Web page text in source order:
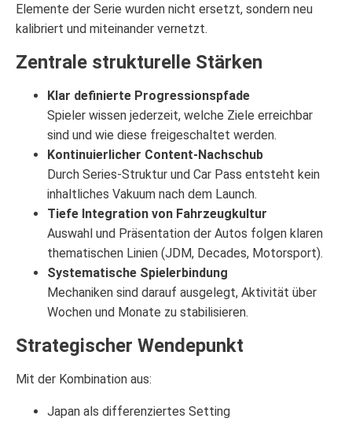
Elemente der Serie wurden nicht ersetzt, sondern neu
kalibriert und miteinander vernetzt.
Zentrale strukturelle Stärken
Klar definierte Progressionspfade
Spieler wissen jederzeit, welche Ziele erreichbar
sind und wie diese freigeschaltet werden.
Kontinuierlicher Content-Nachschub
Durch Series-Struktur und Car Pass entsteht kein
inhaltliches Vakuum nach dem Launch.
Tiefe Integration von Fahrzeugkultur
Auswahl und Präsentation der Autos folgen klaren
thematischen Linien (JDM, Decades, Motorsport).
Systematische Spielerbindung
Mechaniken sind darauf ausgelegt, Aktivität über
Wochen und Monate zu stabilisieren.
Strategischer Wendepunkt
Mit der Kombination aus:
Japan als differenziertes Setting